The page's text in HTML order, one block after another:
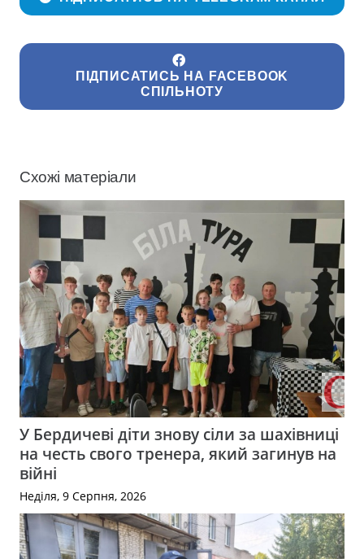
ПІДПИСАТИСЬ НА FACEBOOK
СПІЛЬНОТУ
Схожі матеріали
У Бердичеві діти знову сіли за шахівниці
на честь свого тренера, який загинув на
війні
Неділя, 9 Серпня, 2026